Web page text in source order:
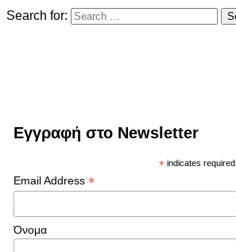
Search for:
Εγγραφή στο Newsletter
* indicates required
Email Address *
Όνομα